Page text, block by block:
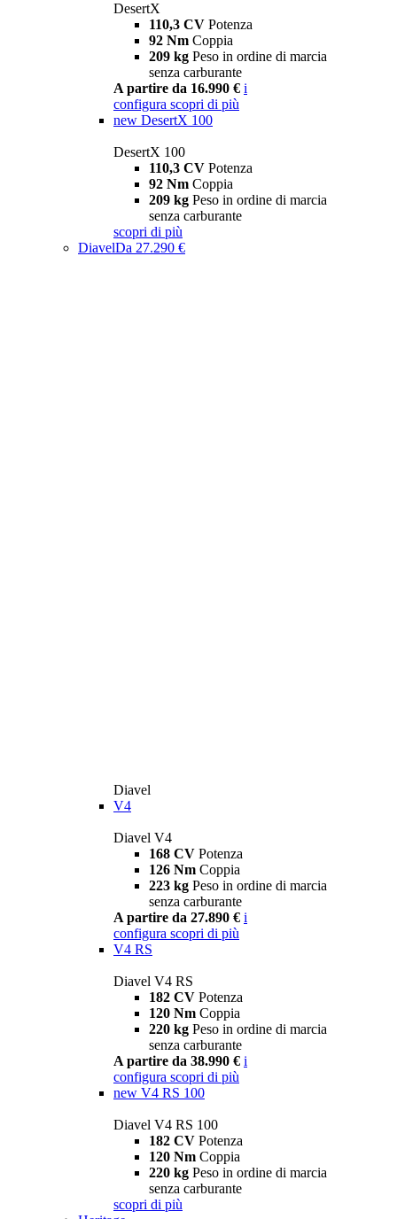
DesertX
110,3 CV Potenza
92 Nm Coppia
209 kg Peso in ordine di marcia
senza carburante
A partire da 16.990 € i
configura scopri di più
new DesertX 100
DesertX 100
110,3 CV Potenza
92 Nm Coppia
209 kg Peso in ordine di marcia
senza carburante
scopri di più
DiavelDa 27.290 €
Diavel
V4
Diavel V4
168 CV Potenza
126 Nm Coppia
223 kg Peso in ordine di marcia
senza carburante
A partire da 27.890 € i
configura scopri di più
V4 RS
Diavel V4 RS
182 CV Potenza
120 Nm Coppia
220 kg Peso in ordine di marcia
senza carburante
A partire da 38.990 € i
configura scopri di più
new V4 RS 100
Diavel V4 RS 100
182 CV Potenza
120 Nm Coppia
220 kg Peso in ordine di marcia
senza carburante
scopri di più